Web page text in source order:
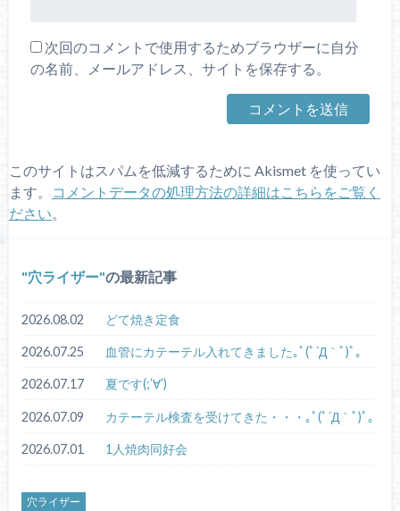
次回のコメントで使用するためブラウザーに自分
の名前、メールアドレス、サイトを保存する。
このサイトはスパムを低減するために Akismet を使ってい
ます。
コメントデータの処理方法の詳細はこちらをご覧く
ださい。
穴ライザー の最新記事
2026.08.02 どて焼き定食
2026.07.25 血管にカテーテル入れてきました｡ﾟ(ﾟ´Д｀ﾟ)ﾟ｡
2026.07.17 夏です(;’∀’)
2026.07.09 カテーテル検査を受けてきた・・・｡ﾟ(ﾟ´Д｀ﾟ)ﾟ｡
2026.07.01 1人焼肉同好会
穴ライザー